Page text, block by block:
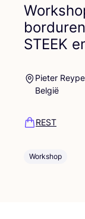
STEEK
Pieter
België
REST
Workshop